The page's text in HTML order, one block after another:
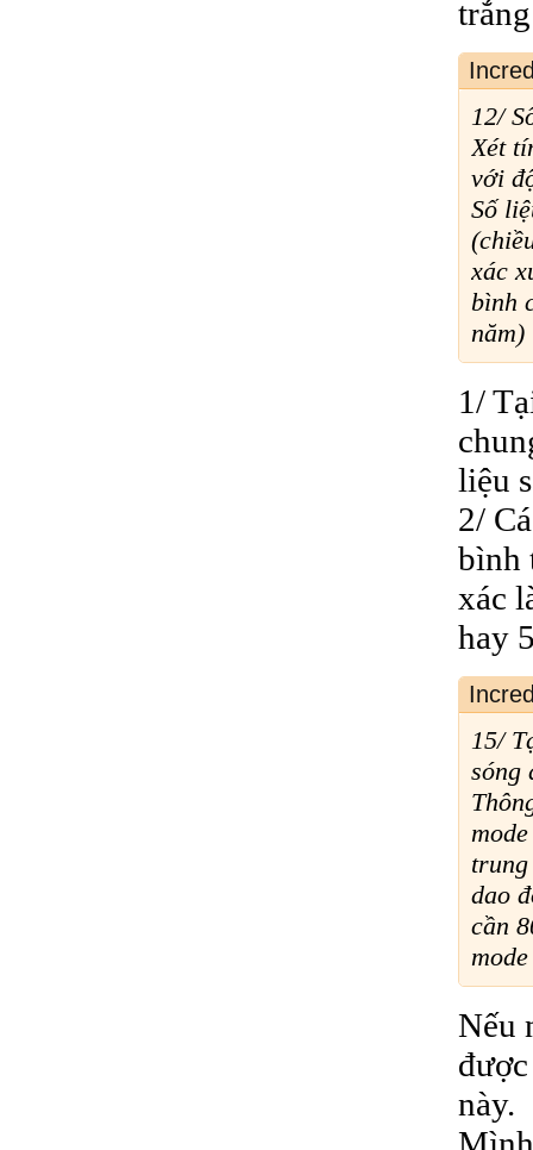
12/
Xét
với
Số
xác
bình
năm)
1/
liệu
2/
bình
xác
hay
15/
sóng
dao
cần
Nếu
này.